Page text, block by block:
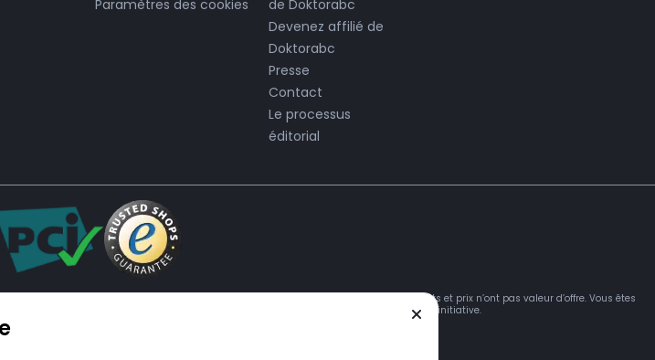
Paramètres des cookies
de Doktorabc
Devenez affilié de
Doktorabc
Presse
Contact
Le processus
éditorial
de médicaments ou autres produits. Les informations sur les produits, médicaments et prix n’ont pas valeur d’offre. Vous êtes
à vos risques et sous votre responsabilité. Vous visitez et utilisez ce site de votre propre initiative.